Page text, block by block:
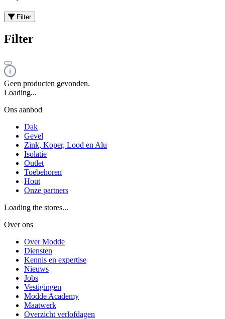
Filter
Filter
Geen producten gevonden.
Loading...
Ons aanbod
Dak
Gevel
Zink, Koper, Lood en Alu
Isolatie
Outlet
Toebehoren
Hout
Onze partners
Loading the stores...
Over ons
Over Modde
Diensten
Kennis en expertise
Nieuws
Jobs
Vestigingen
Modde Academy
Maatwerk
Overzicht verlofdagen